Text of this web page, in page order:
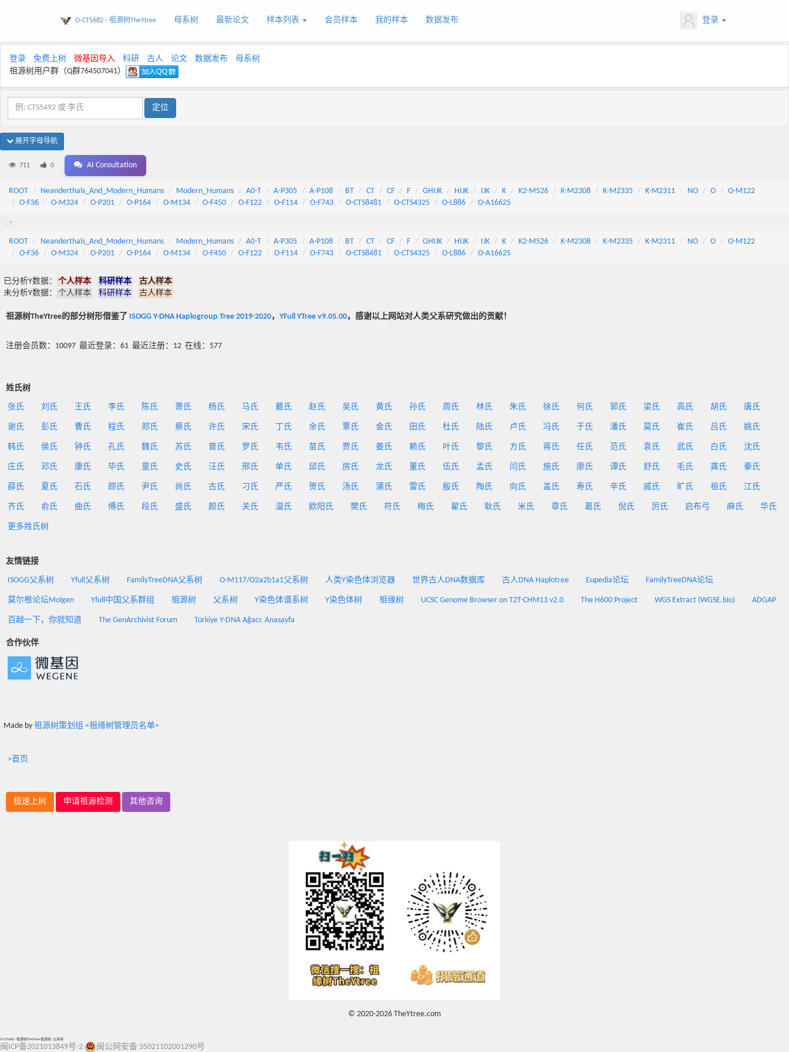
O-CTS682 - 祖源树TheYtree 母系树 最新论文 样本列表 会员样本 我的样本 数据发布 登录
登录 免费上树 微基因导入 科研 古人 论文 数据发布
母系树
祖源树用户群（Q群764507041）
展开字母导航
711 0 AI Consultation
ROOT Neanderthals_And_Modern_Humans Modern_Humans A0-T A-P305 A-P108 BT CT CF F GHIJK HIJK IJK K K2-M526 K-M2308 K-M2335 K-M2311 NO O
O-M122
O-F36
O-M324 O-P201 O-P164 O-M134 O-F450 O-F122 O-F114 O-F743 O-CTS8481 O-CTS4325 O-L886 O-A16625
ROOT Neanderthals_And_Modern_Humans Modern_Humans A0-T A-P305 A-P108 BT CT CF F GHIJK HIJK IJK K K2-M526 K-M2308 K-M2335 K-M2311 NO O
O-M122
O-F36
O-M324 O-P201 O-P164 O-M134 O-F450 O-F122 O-F114 O-F743 O-CTS8481 O-CTS4325 O-L886 O-A16625
已分析Y数据： 个人样本 科研样本
古人样本
未分析Y数据：
个人样本 科研样本 古人样本
祖源树TheYtree的部分树形借鉴了 ISOGG Y-DNA Haplogroup Tree 2019-2020， YFull YTree v9.05.00，感谢以上网站对人类父系研究做出的贡献！
注册会员数：10097 最近登录：61 最近注册：12 在线：577
姓氏树
张氏 刘氏 王氏 李氏 陈氏 萧氏 杨氏 马氏 戴氏 赵氏 吴氏 黄氏 孙氏 周氏 林氏 朱氏 徐氏 何氏 郭氏 梁氏 高氏 胡氏 唐氏
谢氏 彭氏 曹氏 程氏 郑氏 蔡氏 许氏 宋氏 丁氏 余氏 覃氏 金氏 田氏 杜氏 陆氏 卢氏 冯氏 于氏 潘氏 莫氏 崔氏 吕氏 姚氏
韩氏 侯氏 钟氏 孔氏 魏氏 苏氏 曾氏 罗氏 韦氏 苗氏 贾氏 姜氏 赖氏 叶氏 黎氏 方氏 蒋氏 任氏 范氏 袁氏 武氏 白氏 沈氏
庄氏 邓氏 康氏 毕氏 童氏 史氏 汪氏 邢氏 单氏 邱氏 房氏 龙氏 董氏 伍氏 孟氏 闫氏 施氏 廖氏 谭氏 舒氏 毛氏 龚氏 秦氏
薛氏 夏氏 石氏 顾氏 尹氏 尚氏 古氏 刁氏 严氏 贺氏 汤氏 蒲氏 雷氏 殷氏 陶氏 向氏 盖氏 寿氏 辛氏 戚氏 旷氏 祖氏 江氏
齐氏 俞氏 曲氏 傅氏 段氏 盛氏 颜氏 关氏 温氏 欧阳氏 樊氏 符氏 梅氏 翟氏 耿氏 米氏 章氏 葛氏 倪氏 厉氏 启布弓 麻氏 华氏
更多姓氏树
友情链接
ISOGG父系树 Yfull父系树 FamilyTreeDNA父系树 O-M117/O2a2b1a1父系树 人类Y染色体浏览器 世界古人DNA数据库 古人DNA Haplotree Eupedia论坛 FamilyTreeDNA论坛
莫尔根论坛Molgen Yfull中国父系群组 祖源树 父系树 Y染色体谱系树 Y染色体树 祖缘树 UCSC Genome Browser on T2T-CHM13 v2.0 The H600 Project WGS Extract (WGSE.bio) ADGAP
百越一下，你就知道 The GenArchivist Forum Türkiye Y-DNA Ağacı: Anasayfa
合作伙伴
Made by 祖源树策划组 <祖缘树管理员名单>
>首页
极速上树 申请祖源检测 其他咨询
© 2020-2026 TheYtree.com
O-CTS682 - 祖源树TheYtree 祖源树, 父系树
闽ICP备2021013849号-2 闽公网安备 35021102001290号